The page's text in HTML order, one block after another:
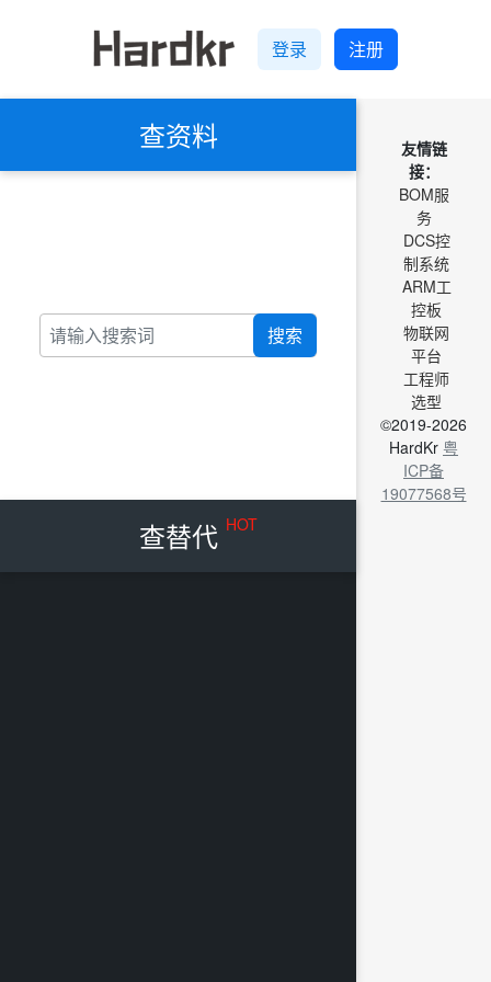
登录 注册
查资料
搜索
查替代 HOT
友情链
接：
BOM服
务
DCS控
制系统
ARM工
控板
物联网
平台
工程师
选型
©2019-2026
HardKr 粤
ICP备
19077568号